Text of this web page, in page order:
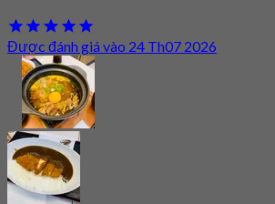
Được đánh giá vào 24 Th07 2026